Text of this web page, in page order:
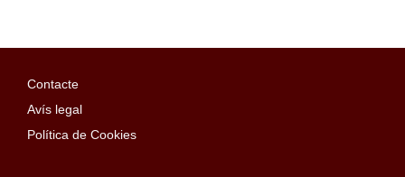
Contacte
Avís legal
Política de Cookies